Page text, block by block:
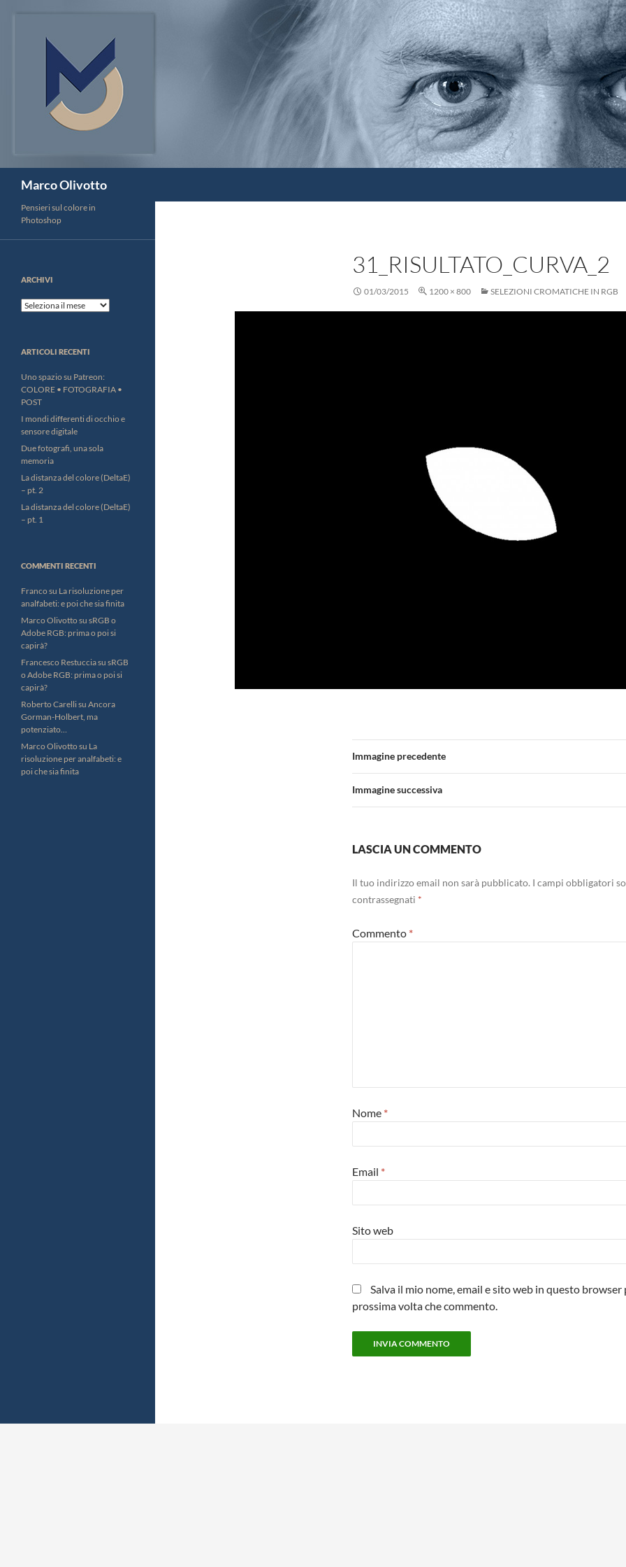
contenuto
Marco Olivotto
31_RISULTATO_CURVA_2
01/03/2015 1200 × 800 SELEZIONI CROMATICHE IN RGB
Immagine precedente
Immagine successiva
LASCIA UN COMMENTO
Il tuo indirizzo email non sarà pubblicato. I campi obbligatori
contrassegnati *
Commento *
Nome *
Email *
Sito web
Salva il mio nome, email e sito web in questo browser
prossima volta che commento.
Pensieri sul colore in
Photoshop
ARCHIVI
Archivi
ARTICOLI RECENTI
Uno spazio su Patreon:
COLORE • FOTOGRAFIA •
POST
I mondi differenti di occhio e
sensore digitale
Due fotografi, una sola
memoria
La distanza del colore (DeltaE)
– pt. 2
La distanza del colore (DeltaE)
– pt. 1
COMMENTI RECENTI
Francosu La risoluzione per
analfabeti: e poi che sia finita
Marco Olivottosu sRGB o
Adobe RGB: prima o poi si
capirà?
Francesco Restucciasu sRGB
o Adobe RGB: prima o poi si
capirà?
Roberto Carellisu Ancora
Gorman-Holbert, ma
potenziato…
Marco Olivottosu La
risoluzione per analfabeti: e
poi che sia finita